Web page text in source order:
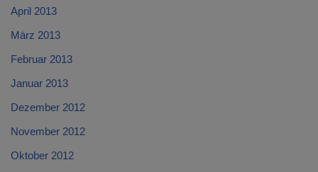
April 2013
März 2013
Februar 2013
Januar 2013
Dezember 2012
November 2012
Oktober 2012